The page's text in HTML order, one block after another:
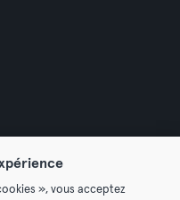
», vous acceptez